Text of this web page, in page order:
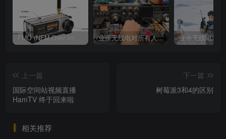
FMO (NFM Over Internet) 使用说明书 业余无线电对所有人来说都是一种迷人的爱好
上一篇
国际空间站视频直播
HamTV 终于回来啦
下一篇
树莓派3和4的区别
相关推荐